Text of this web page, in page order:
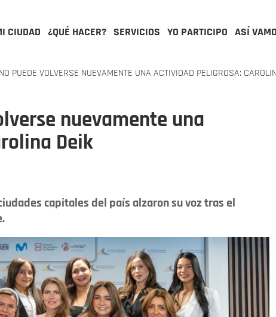
CIUDAD ¿QUÉ HACER? SERVICIOS YO PARTICIPO ASÍ
PUEDE VOLVERSE NUEVAMENTE UNA ACTIVIDAD PELIGROSA:
nuevamente una
Deik
capitales del país alzaron su voz tras el